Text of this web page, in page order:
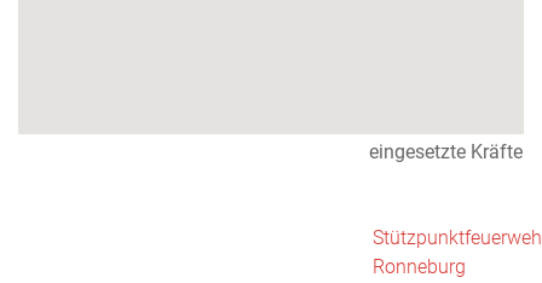
eingesetzte Kräfte
Ronneburg